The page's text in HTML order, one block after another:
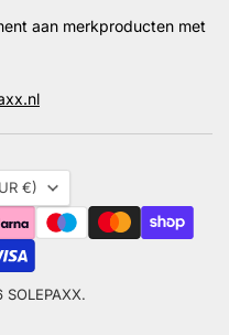
aan merkproducten met
(EUR €)